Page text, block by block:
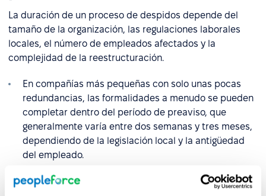
La duración de un proceso de despidos depende del
tamaño de la organización, las regulaciones laborales
locales, el número de empleados afectados y la
complejidad de la reestructuración.
En compañías más pequeñas con solo unas pocas
redundancias, las formalidades a menudo se pueden
completar dentro del período de preaviso, que
generalmente varía entre dos semanas y tres meses,
dependiendo de la legislación local y la antigüedad
del empleado.
En organizaciones más grandes o en jurisdicciones
con procedimientos extensos de protección del